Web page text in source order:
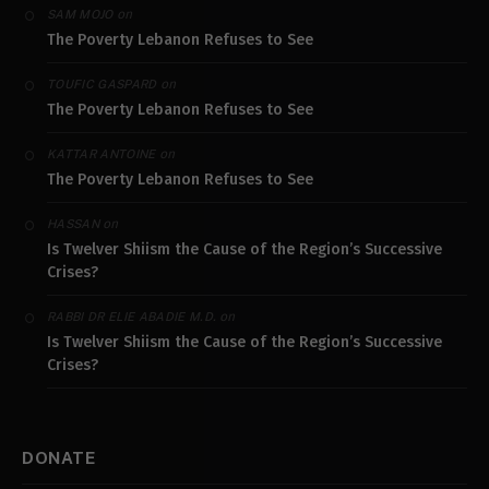
SAM MOJO on
The Poverty Lebanon Refuses to See
TOUFIC GASPARD on
The Poverty Lebanon Refuses to See
KATTAR ANTOINEon
The Poverty Lebanon Refuses to See
HASSANon
Is Twelver Shiism the Cause of the Region’s Successive
Crises?
RABBI DR ELIE ABADIE M.D. on
Is Twelver Shiism the Cause of the Region’s Successive
Crises?
DONATE